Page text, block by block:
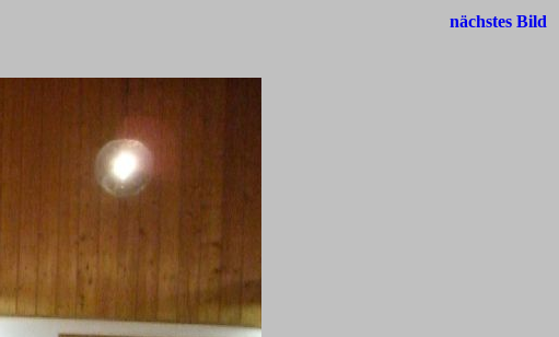
nächstes Bild